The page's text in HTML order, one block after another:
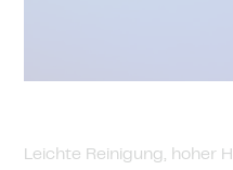
Leichte Reinigung, hoher